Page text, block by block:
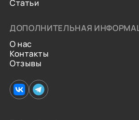
Статьи
ДОПОЛНИТЕЛЬНАЯ
О нас
Контакты
Отзывы